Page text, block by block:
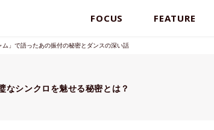
FOCUS FEATURE
」で語ったあの振付の秘密とダンスの深い話
シンクロを魅せる秘密とは？